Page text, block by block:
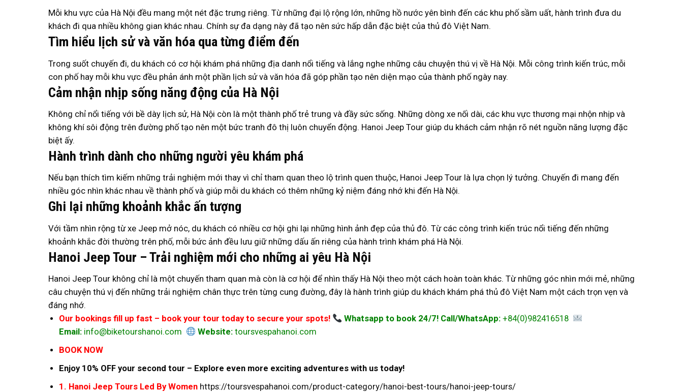
Mỗi khu vực của Hà Nội đều mang một nét đặc trưng riêng. Từ những đại lộ rộng lớn, những hồ nước yên bình đến các khu phố sầm uất, hành trình đưa du
khách đi qua nhiều không gian khác nhau. Chính sự đa dạng này đã tạo nên sức hấp dẫn đặc biệt của thủ đô Việt Nam.
Tìm hiểu lịch sử và văn hóa qua từng điểm đến
Trong suốt chuyến đi, du khách có cơ hội khám phá những địa danh nổi tiếng và lắng nghe những câu chuyện thú vị về Hà Nội. Mỗi công trình kiến trúc, mỗi
con phố hay mỗi khu vực đều phản ánh một phần lịch sử và văn hóa đã góp phần tạo nên diện mạo của thành phố ngày nay.
Cảm nhận nhịp sống năng động của Hà Nội
Không chỉ nổi tiếng với bề dày lịch sử, Hà Nội còn là một thành phố trẻ trung và đầy sức sống. Những dòng xe nối dài, các khu vực thương mại nhộn nhịp và
không khí sôi động trên đường phố tạo nên một bức tranh đô thị luôn chuyển động. Hanoi Jeep Tour giúp du khách cảm nhận rõ nét nguồn năng lượng đặc
biệt ấy.
Hành trình dành cho những người yêu khám phá
Nếu bạn thích tìm kiếm những trải nghiệm mới thay vì chỉ tham quan theo lộ trình quen thuộc, Hanoi Jeep Tour là lựa chọn lý tưởng. Chuyến đi mang đến
nhiều góc nhìn khác nhau về thành phố và giúp mỗi du khách có thêm những kỷ niệm đáng nhớ khi đến Hà Nội.
Ghi lại những khoảnh khắc ấn tượng
Với tầm nhìn rộng từ xe Jeep mở nóc, du khách có nhiều cơ hội ghi lại những hình ảnh đẹp của thủ đô. Từ các công trình kiến trúc nổi tiếng đến những
khoảnh khắc đời thường trên phố, mỗi bức ảnh đều lưu giữ những dấu ấn riêng của hành trình khám phá Hà Nội.
Hanoi Jeep Tour – Trải nghiệm mới cho những ai yêu Hà Nội
Hanoi Jeep Tour không chỉ là một chuyến tham quan mà còn là cơ hội để nhìn thấy Hà Nội theo một cách hoàn toàn khác. Từ những góc nhìn mới mẻ, những
câu chuyện thú vị đến những trải nghiệm chân thực trên từng cung đường, đây là hành trình giúp du khách khám phá thủ đô Việt Nam một cách trọn vẹn và
đáng nhớ.
Our bookings fill up fast – book your tour today to secure your spots!
Whatsapp to book 24/7! Call/WhatsApp: +84(0)982416518
Email: info@biketourshanoi.com Website: toursvespahanoi.com
BOOK NOW
Enjoy 10% OFF your second tour – Explore even more exciting adventures with us today!
1. Hanoi Jeep Tours Led By Women https://toursvespahanoi.com/product-category/hanoi-best-tours/hanoi-jeep-tours/